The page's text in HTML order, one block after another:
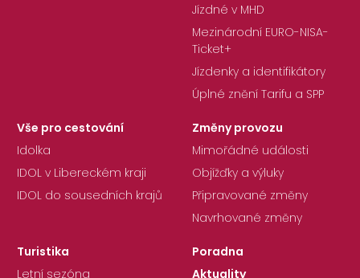
Jízdné v MHD
Mezinárodní EURO-NISA-
Ticket+
Jízdenky a identifikátory
Úplné znění Tarifu a SPP
Vše pro cestování
Idolka
IDOL v Libereckém kraji
IDOL do sousedních krajů
Změny provozu
Mimořádné události
Objížďky a výluky
Připravované změny
Navrhované změny
Turistika
Letní sezóna
Poradna
Aktuality